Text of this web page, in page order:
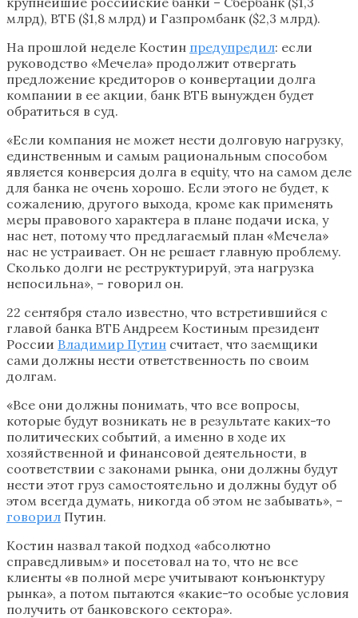
млрд), ВТБ ($1,8 млрд) и Газпромбанк ($2,3 млрд).
На прошлой неделе Костин предупредил: если
руководство «Мечела» продолжит отвергать
предложение кредиторов о конвертации долга
компании в ее акции, банк ВТБ вынужден будет
обратиться в суд.
«Если компания не может нести долговую нагрузку,
единственным и самым рациональным способом
является конверсия долга в equity, что на самом деле
для банка не очень хорошо. Если этого не будет, к
сожалению, другого выхода, кроме как применять
меры правового характера в плане подачи иска, у
нас нет, потому что предлагаемый план «Мечела»
нас не устраивает. Он не решает главную проблему.
Сколько долги не реструктурируй, эта нагрузка
непосильна», – говорил он.
22 сентября стало известно, что встретившийся с
главой банка ВТБ Андреем Костиным президент
России Владимир Путин считает, что заемщики
сами должны нести ответственность по своим
долгам.
«Все они должны понимать, что все вопросы,
которые будут возникать не в результате каких-то
политических событий, а именно в ходе их
хозяйственной и финансовой деятельности, в
соответствии с законами рынка, они должны будут
нести этот груз самостоятельно и должны будут об
этом всегда думать, никогда об этом не забывать», –
говорил Путин.
Костин назвал такой подход «абсолютно
справедливым» и посетовал на то, что не все
клиенты «в полной мере учитывают конъюнктуру
рынка», а потом пытаются «какие-то особые условия
получить от банковского сектора».